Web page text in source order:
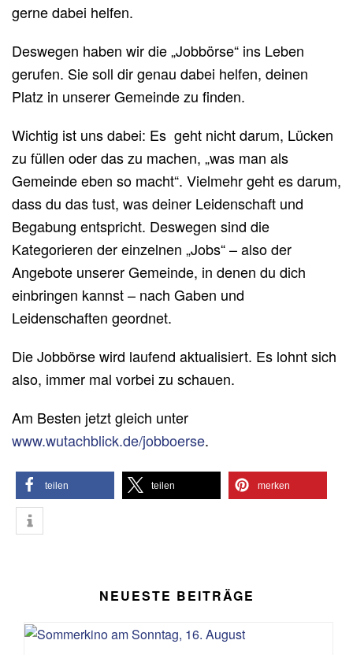
gerne dabei helfen.
Deswegen haben wir die „Jobbörse“ ins Leben
gerufen. Sie soll dir genau dabei helfen, deinen
Platz in unserer Gemeinde zu finden.
Wichtig ist uns dabei: Es geht nicht darum, Lücken
zu füllen oder das zu machen, „was man als
Gemeinde eben so macht“. Vielmehr geht es darum,
dass du das tust, was deiner Leidenschaft und
Begabung entspricht. Deswegen sind die
Kategorieren der einzelnen „Jobs“ – also der
Angebote unserer Gemeinde, in denen du dich
einbringen kannst – nach Gaben und
Leidenschaften geordnet.
Die Jobbörse wird laufend aktualisiert. Es lohnt sich
also, immer mal vorbei zu schauen.
Am Besten jetzt gleich unter
www.wutachblick.de/jobboerse.
teilen teilen merken
NEUESTE BEITRÄGE